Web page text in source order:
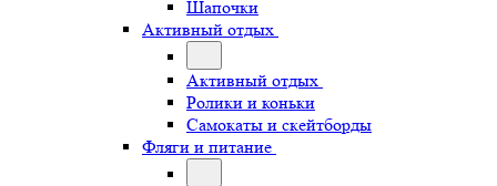
Шапочки
Активный отдых
Активный отдых
Ролики и коньки
Самокаты и скейтборды
Фляги и питание